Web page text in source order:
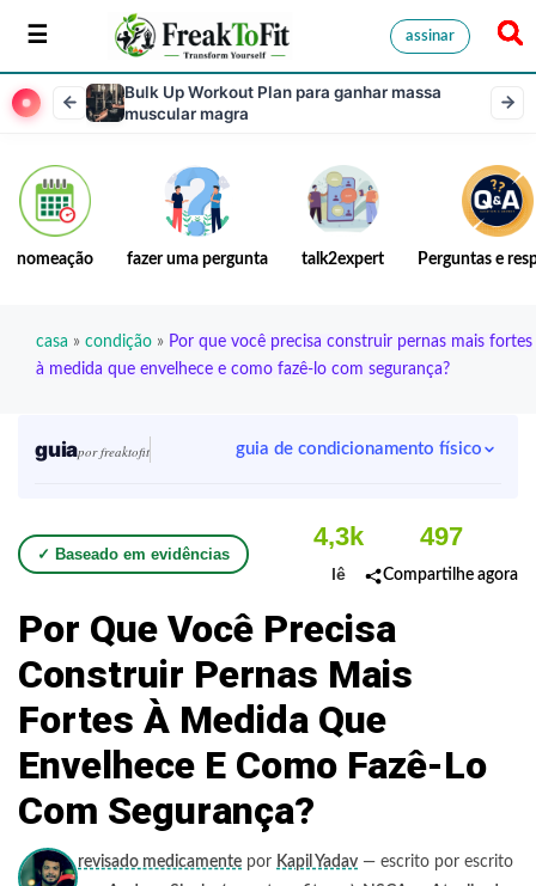
assinar
Bulk Up Workout Plan para ganhar massa
muscular magra
nomeação fazer uma pergunta talk2expert Perguntas e
casa » condição » Por que você precisa construir pernas mais fortes
à medida que envelhece e como fazê-lo com segurança?
guiapor freaktofit guia de condicionamento físico
✓ Baseado em evidências
4,3k
lê
497
Compartilhe agora
Por Que Você Precisa
Construir Pernas Mais
Fortes À Medida Que
Envelhece E Como Fazê-Lo
Com Segurança?
revisado medicamente por Kapil Yadav — escrito por escrito